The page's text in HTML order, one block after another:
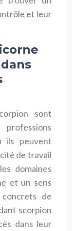
et leur
sont
ils peuvent
de travail
domaines
et un sens
de
scorpion
dans leur